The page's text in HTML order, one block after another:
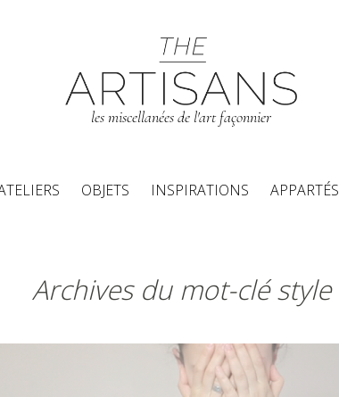
les miscellanées de l'art façonnier
Aller au contenu principal
OBJETS INSPIRATIONS APPARTÉS
Archives du mot-clé style